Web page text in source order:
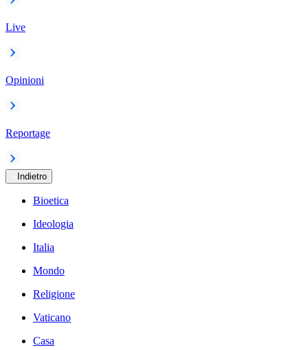
Live
Opinioni
Reportage
Indietro
Bioetica
Ideologia
Italia
Mondo
Religione
Vaticano
Casa